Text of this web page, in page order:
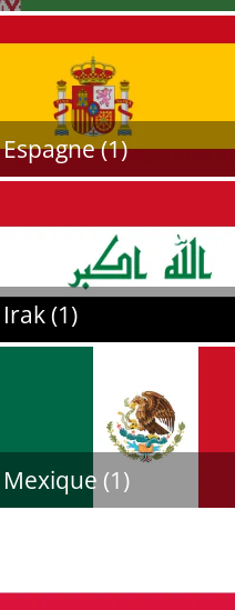
Espagne (1)
Irak (1)
Mexique (1)